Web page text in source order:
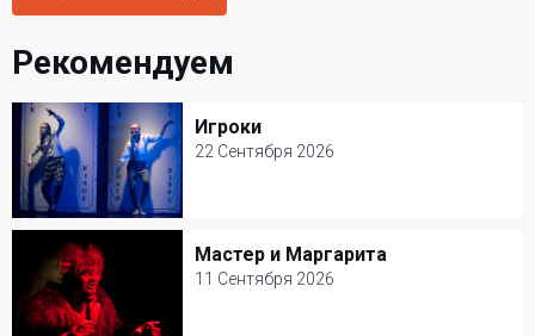
Рекомендуем
Игроки
22 Сентября 2026
Игроки
22 Сентября 2026
Театр на Юго - западе
Билеты от 3000 р.
Мастер и Маргарита
11 Сентября 2026
Мастер и Маргарита
11 Сентября 2026